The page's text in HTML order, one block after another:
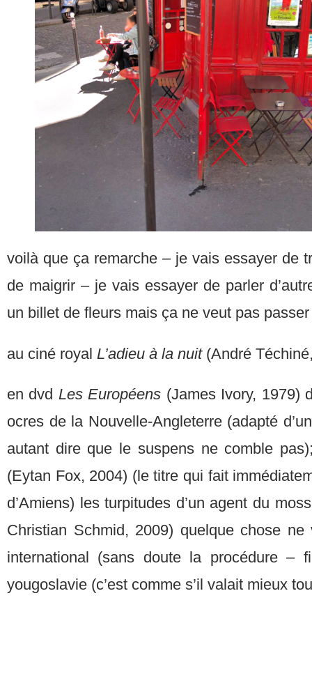
voilà que ça remarche – je vais essayer de
de maigrir – je vais essayer de parler
un billet de fleurs mais ça ne veut pas
au ciné royal L’adieu à la nuit(André
en dvd Les Européens (James Ivory, 1979)
ocres de la Nouvelle-Angleterre (adapté
autant dire que le suspens ne comble
(Eytan Fox, 2004) (le titre qui fait
d’Amiens) les turpitudes d’un agent du
Christian Schmid, 2009) quelque chose
international (sans doute la procédure –
yougoslavie (c’est comme s’il valait mieux